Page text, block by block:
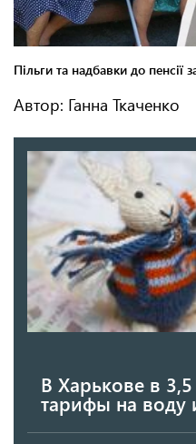
Автор: Ганна Ткаченко
В Харькове в
тарифы на воду